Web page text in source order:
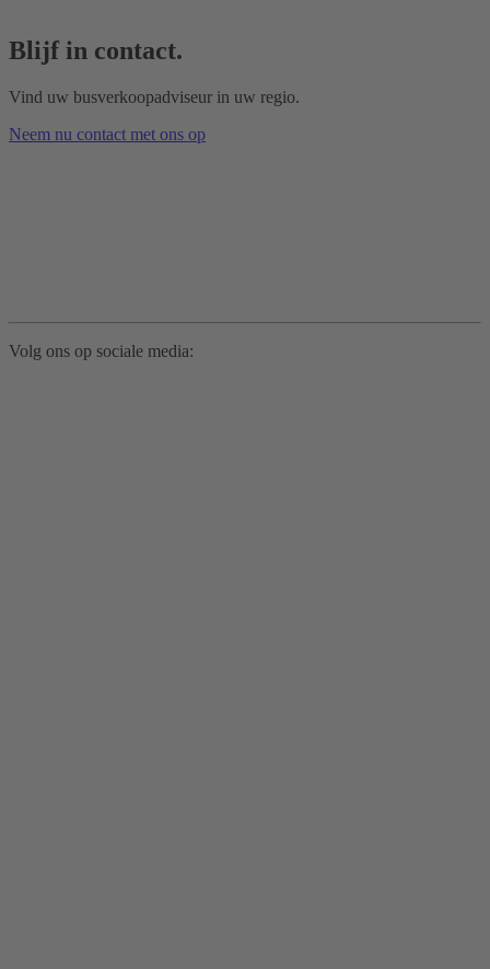
Blijf in contact.
Vind uw busverkoopadviseur in uw regio.
Neem nu contact met ons op
Volg ons op sociale media: